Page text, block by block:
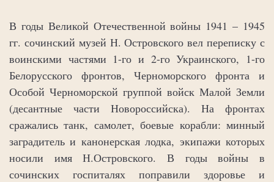
В годы Великой Отечественной войны 1941 – 1945
гг. сочинский музей Н. Островского вел переписку с
воинскими частями 1-го и 2-го Украинского, 1-го
Белорусского фронтов, Черноморского фронта и
Особой Черноморской группой войск Малой Земли
(десантные части Новороссийска). На фронтах
сражались танк, самолет, боевые корабли: минный
заградитель и канонерская лодка, экипажи которых
носили имя Н.Островского. В годы войны в
сочинских госпиталях поправили здоровье и